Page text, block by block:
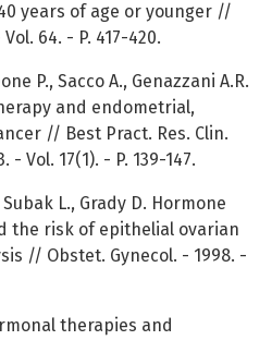
years of age or younger //
64. - P. 417-420.
P., Sacco A., Genazzani A.R.
and endometrial,
// Best Pract. Res. Clin.
Vol. 17(1). - P. 139-147.
L., Grady D. Hormone
the risk of epithelial ovarian
// Obstet. Gynecol. - 1998. -
therapies and